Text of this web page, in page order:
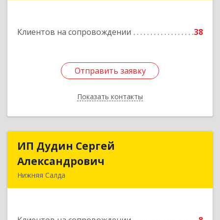
Клиентов на сопровождении 38
Отправить заявку
Показать контакты
Отправить заявку
Назад
ИП Дудин Сергей
Александрович
Нижняя Салда
ИП Дудин Сергей